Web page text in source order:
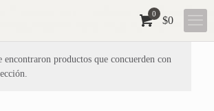
0
$0
encontraron productos que concuerden con